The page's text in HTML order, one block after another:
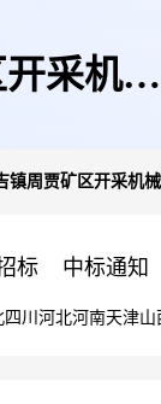
采机械
镇周贾矿区开采机
标 中标通知
四川 河北河南天津山